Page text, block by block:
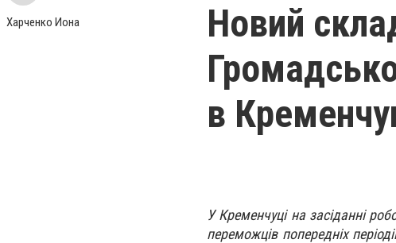
Харченко Иона
Новий
в
У Кременчуці на засіданні
переможців попередніх